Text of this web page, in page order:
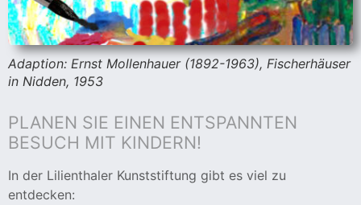
Adaption: Ernst Mollenhauer (1892-1963), Fischerhäuser
in Nidden, 1953
PLANEN SIE EINEN ENTSPANNTEN
BESUCH MIT KINDERN!
In der Lilienthaler Kunststiftung gibt es viel zu
entdecken: